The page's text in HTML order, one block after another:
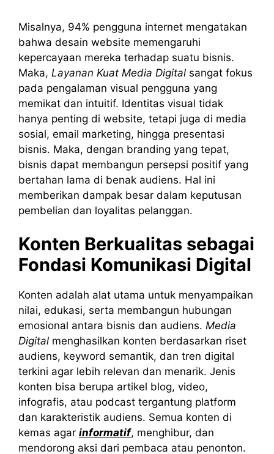
Misalnya, 94% pengguna internet mengatakan
bahwa desain website memengaruhi
kepercayaan mereka terhadap suatu bisnis.
Maka, Layanan Kuat Media Digital sangat fokus
pada pengalaman visual pengguna yang
memikat dan intuitif. Identitas visual tidak
hanya penting di website, tetapi juga di media
sosial, email marketing, hingga presentasi
bisnis. Maka, dengan branding yang tepat,
bisnis dapat membangun persepsi positif yang
bertahan lama di benak audiens. Hal ini
memberikan dampak besar dalam keputusan
pembelian dan loyalitas pelanggan.
Konten Berkualitas sebagai
Fondasi Komunikasi Digital
Konten adalah alat utama untuk menyampaikan
nilai, edukasi, serta membangun hubungan
emosional antara bisnis dan audiens. Media
Digital menghasilkan konten berdasarkan riset
audiens, keyword semantik, dan tren digital
terkini agar lebih relevan dan menarik. Jenis
konten bisa berupa artikel blog, video,
infografis, atau podcast tergantung platform
dan karakteristik audiens. Semua konten di
kemas agar informatif, menghibur, dan
mendorong aksi dari pembaca atau penonton.